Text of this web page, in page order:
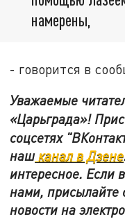
намерены,
- говорится в
Уважаемые
«Царьграда»!
соцсетях
нашканал в Дзене
интересное. Если
нами, присылайте
новости на